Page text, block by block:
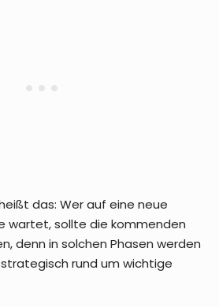
das: Wer auf eine neue
wartet, sollte die kommenden
denn in solchen Phasen werden
rund um wichtige